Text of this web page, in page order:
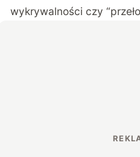
wykrywalności czy